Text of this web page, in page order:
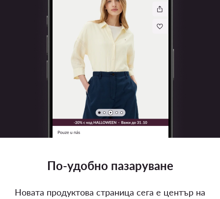
По-удобно пазаруване
Новата продуктова страница сега е център на